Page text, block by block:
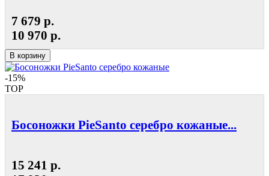
7 679 р.
10 970 р.
В корзину
-15%
TOP
Босоножки PieSanto серебро кожаные...
15 241 р.